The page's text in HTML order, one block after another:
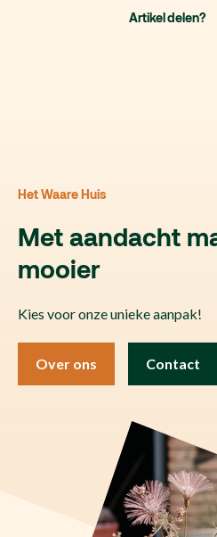
Artikel delen?
Het Waare Huis
Met aandacht
mooier
Kies voor onze unieke aanpak!
Over ons Contact